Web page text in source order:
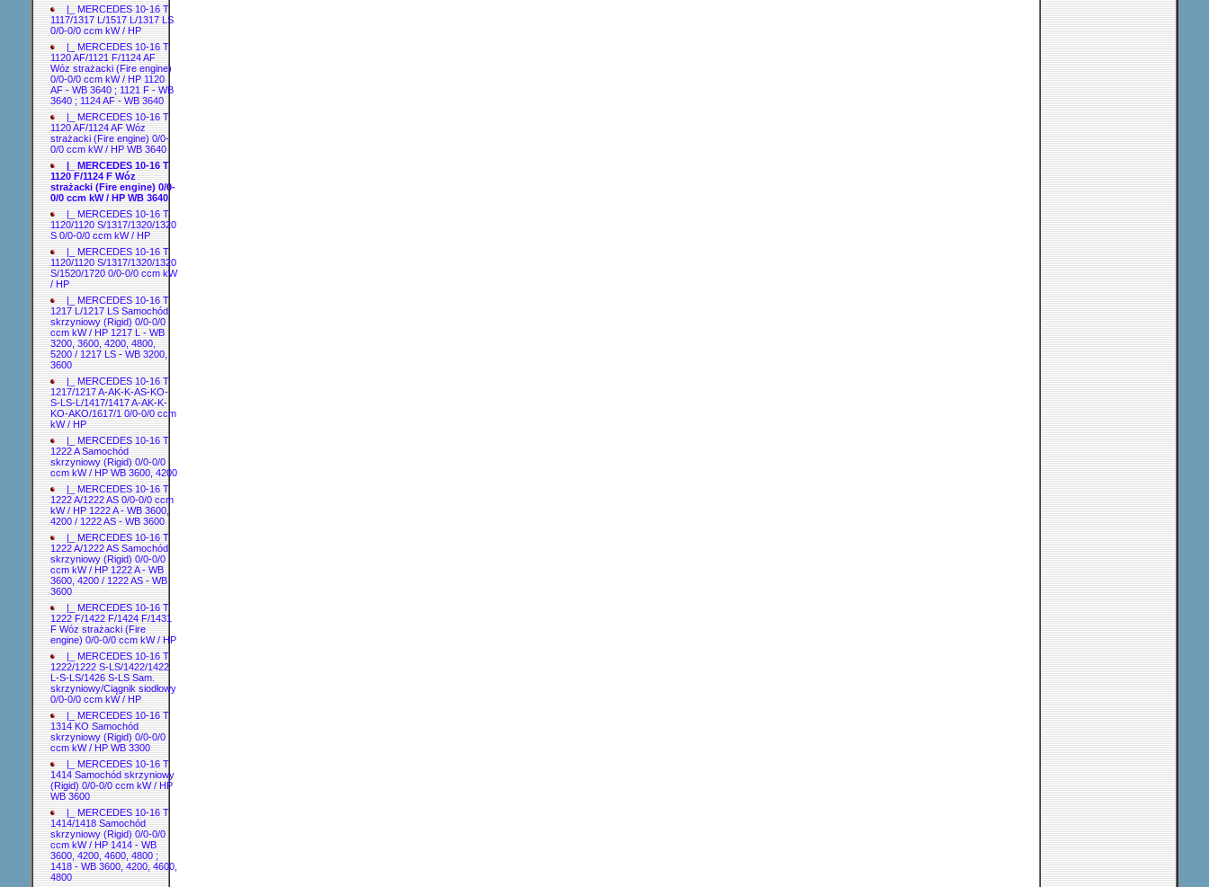
|_ MERCEDES 10-16 T
1117/1317 L/1517 L/1317 LS
0/0-0/0 ccm kW / HP
|_ MERCEDES 10-16 T
1120 AF/1121 F/1124 AF
Wóz strażacki (Fire engine)
0/0-0/0 ccm kW / HP 1120
AF - WB 3640 ; 1121 F - WB
3640 ; 1124 AF - WB 3640
|_ MERCEDES 10-16 T
1120 AF/1124 AF Wóz
strażacki (Fire engine) 0/0-
0/0 ccm kW / HP WB 3640
|_ MERCEDES 10-16 T
1120 F/1124 F Wóz
strażacki (Fire engine) 0/0-
0/0 ccm kW / HP WB 3640
|_ MERCEDES 10-16 T
1120/1120 S/1317/1320/1320
S 0/0-0/0 ccm kW / HP
|_ MERCEDES 10-16 T
1120/1120 S/1317/1320/1320
S/1520/1720 0/0-0/0 ccm kW
/ HP
|_ MERCEDES 10-16 T
1217 L/1217 LS Samochód
skrzyniowy (Rigid) 0/0-0/0
ccm kW / HP 1217 L - WB
3200, 3600, 4200, 4800,
5200 / 1217 LS - WB 3200,
3600
|_ MERCEDES 10-16 T
1217/1217 A-AK-K-AS-KO-
S-LS-L/1417/1417 A-AK-K-
KO-AKO/1617/1 0/0-0/0 ccm
kW / HP
|_ MERCEDES 10-16 T
1222 A Samochód
skrzyniowy (Rigid) 0/0-0/0
ccm kW / HP WB 3600, 4200
|_ MERCEDES 10-16 T
1222 A/1222 AS 0/0-0/0 ccm
kW / HP 1222 A - WB 3600,
4200 / 1222 AS - WB 3600
|_ MERCEDES 10-16 T
1222 A/1222 AS Samochód
skrzyniowy (Rigid) 0/0-0/0
ccm kW / HP 1222 A - WB
3600, 4200 / 1222 AS - WB
3600
|_ MERCEDES 10-16 T
1222 F/1422 F/1424 F/1431
F Wóz strażacki (Fire
engine) 0/0-0/0 ccm kW / HP
|_ MERCEDES 10-16 T
1222/1222 S-LS/1422/1422
L-S-LS/1426 S-LS Sam.
skrzyniowy/Ciągnik siodłowy
0/0-0/0 ccm kW / HP
|_ MERCEDES 10-16 T
1314 KO Samochód
skrzyniowy (Rigid) 0/0-0/0
ccm kW / HP WB 3300
|_ MERCEDES 10-16 T
1414 Samochód skrzyniowy
(Rigid) 0/0-0/0 ccm kW / HP
WB 3600
|_ MERCEDES 10-16 T
1414/1418 Samochód
skrzyniowy (Rigid) 0/0-0/0
ccm kW / HP 1414 - WB
3600, 4200, 4600, 4800 ;
1418 - WB 3600, 4200, 4600,
4800